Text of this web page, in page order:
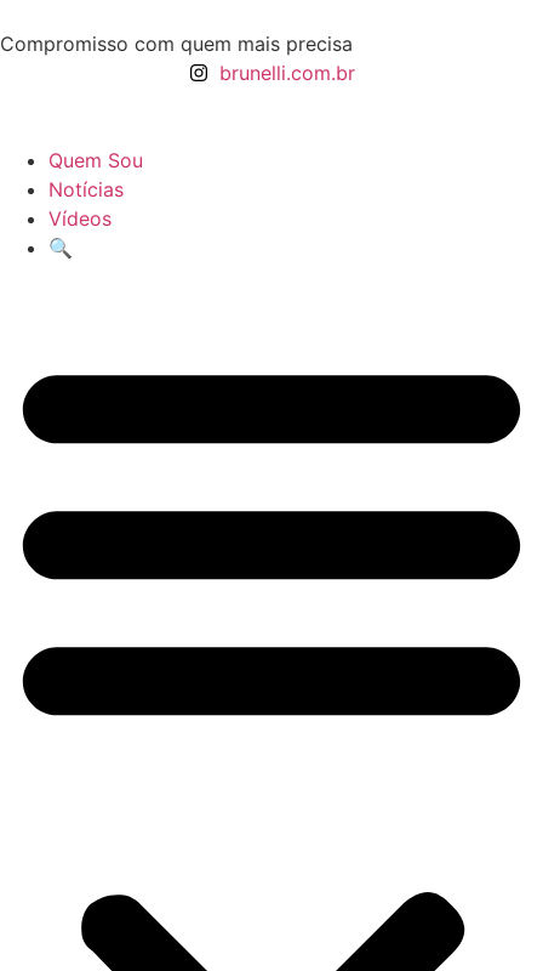
Compromisso com quem mais precisa
brunelli.com.br
Quem Sou
Notícias
Vídeos
🔍